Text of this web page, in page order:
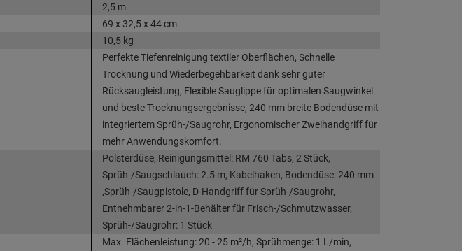
2,5 m
69 x 32,5 x 44 cm
10,5 kg
Perfekte Tiefenreinigung textiler Oberflächen, Schnelle
Trocknung und Wiederbegehbarkeit dank sehr guter
Rücksaugleistung, Flexible Sauglippe für optimalen Saugwinkel
und beste Trocknungsergebnisse, 240 mm breite Bodendüse mit
integriertem Sprüh-/Saugrohr, Ergonomischer Zweihandgriff für
mehr Anwendungskomfort.
Polsterdüse, Reinigungsmittel: RM 760 Tabs, 2 Stück,
Sprüh-/Saugschlauch: 2.5 m, Kabelhaken, Bodendüse: 240 mm
,Sprüh-/Saugpistole, D-Handgriff für Sprüh-/Saugrohr,
Entnehmbarer 2-in-1-Behälter für Frisch-/Schmutzwasser,
Sprüh-/Saugrohr: 1 Stück
Max. Flächenleistung: 20 - 25 m²/h, Sprühmenge: 1 L/min,